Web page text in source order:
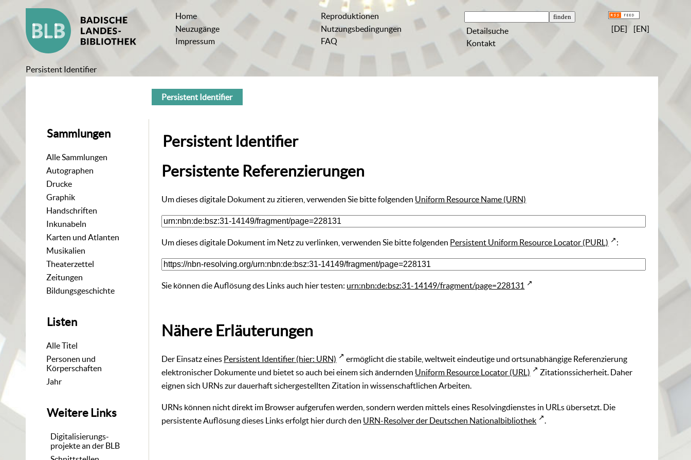
Home
Neuzugänge
Impressum
Reproduktionen
Nutzungsbedingungen
FAQ
Detailsuche
Kontakt
[DE] [EN]
Persistent Identifier
Sammlungen
Alle Sammlungen
Autographen
Drucke
Graphik
Handschriften
Inkunabeln
Karten und Atlanten
Musikalien
Theaterzettel
Zeitungen
Bildungsgeschichte
Listen
Alle Titel
Personen und
Körperschaften
Jahr
Weitere Links
Digitalisierungs-
projekte an der BLB
Persistent Identifier
Persistent Identifier
Persistente Referenzierungen
Um dieses digitale Dokument zu zitieren, verwenden Sie bitte folgenden Uniform Resource Name (URN)
Um dieses digitale Dokument im Netz zu verlinken, verwenden Sie bitte folgenden Persistent Uniform Resource Locator (PURL) :
Sie können die Auflösung des Links auch hier testen: urn:nbn:de:bsz:31-14149/fragment/page=228131
Nähere Erläuterungen
Der Einsatz eines Persistent Identifier (hier: URN)
ermöglicht die stabile, weltweit eindeutige und ortsunabhängige Referenzierung
elektronischer Dokumente und bietet so auch bei einem sich ändernden Uniform Resource Locator (URL)
Zitationssicherheit. Daher
eignen sich URNs zur dauerhaft sichergestellten Zitation in wissenschaftlichen Arbeiten.
URNs können nicht direkt im Browser aufgerufen werden, sondern werden mittels eines Resolvingdienstes in URLs übersetzt. Die
persistente Auflösung dieses Links erfolgt hier durch den URN-Resolver der Deutschen Nationalbibliothek